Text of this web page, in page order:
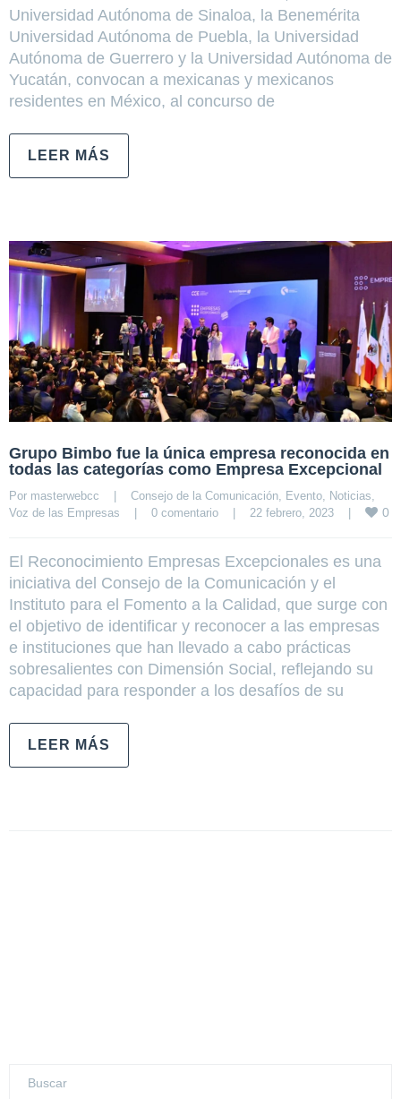
Universidad Autónoma de Sinaloa, la Benemérita
Universidad Autónoma de Puebla, la Universidad
Autónoma de Guerrero y la Universidad Autónoma de
Yucatán, convocan a mexicanas y mexicanos
residentes en México, al concurso de
LEER MÁS
Grupo Bimbo fue la única empresa reconocida en
todas las categorías como Empresa Excepcional
Por masterwebcc | Consejo de la Comunicación Evento Noticias
Voz de las Empresas
| 0 comentario | 22 febrero, 2023 | 0
El Reconocimiento Empresas Excepcionales es una
iniciativa del Consejo de la Comunicación y el
Instituto para el Fomento a la Calidad, que surge con
el objetivo de identificar y reconocer a las empresas
e instituciones que han llevado a cabo prácticas
sobresalientes con Dimensión Social, reflejando su
capacidad para responder a los desafíos de su
LEER MÁS